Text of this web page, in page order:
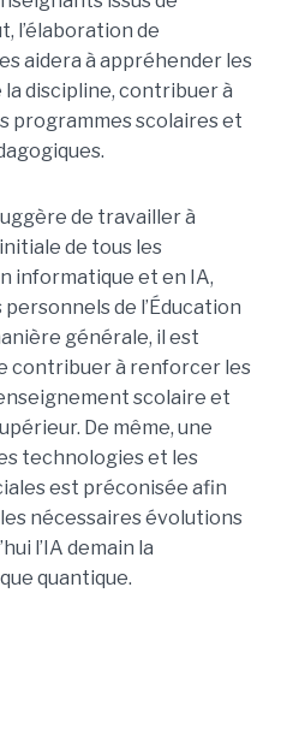
l’élaboration de
aidera à appréhender les
discipline, contribuer à
programmes scolaires et
de travailler à
de tous les
informatique et en IA,
de l’Éducation
générale, il est
contribuer à renforcer les
scolaire et
De même, une
technologies et les
est préconisée afin
nécessaires évolutions
l’IA demain la
quantique.